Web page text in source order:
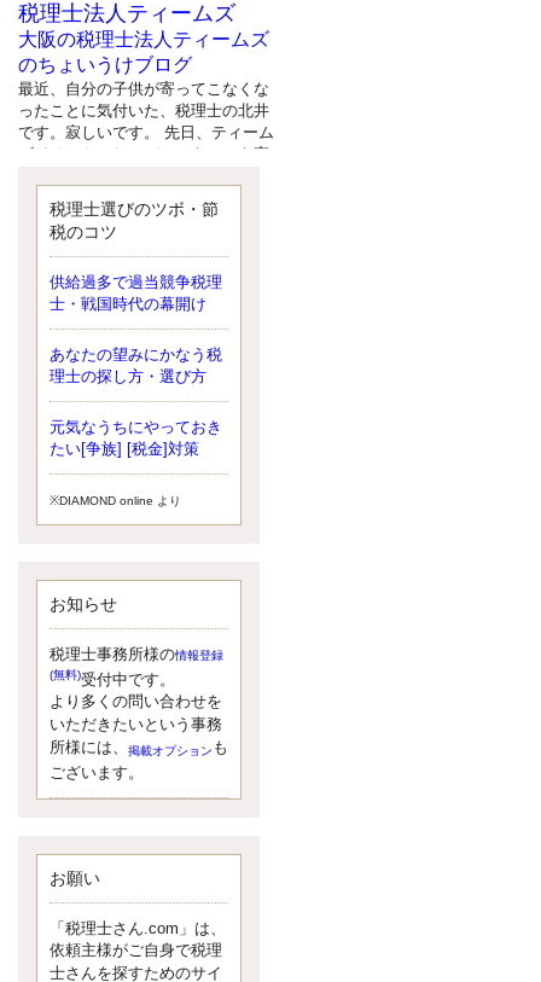
税理士法人ティームズ
大阪の税理士法人ティームズ
のちょいうけブログ
最近、自分の子供が寄ってこなくな
ったことに気付いた、税理士の北井
です。寂しいです。 先日、ティーム
ズイベントとしてバーベキューを実
と思いましたが、そこはセンスある
後のブロガーに任せようと思いま
更新:2017年5月1日(大阪市北区)
---------------------
サクセス会計事務所
サクセス税理士のお役立ちブ
ログ
平成２７年１月１日以降開始の相続
より、相続税の基礎控除額（相続税
が課税されない遺産の上限額）が縮
小されたため、お亡くなりになった
更新:2017年5月1日(大阪市中央区)
---------------------
湘南のぽっちゃり女性税理士
松村文子と湘南ＢＵ
また最近、税理士試験のご相談を受
けることおおくなりました。受験申
し込み受け付け開始になるからです
ね。勉強したが、中途半端なので、
受験が無駄に思っている人もいるよ
うです。まず、私ならダメと思う前
に、全力で勝負してみたいです！
更新:2017年5月1日(神奈川県藤沢市)
---------------------
イクメン税理士による税金ブ
ログです。
なくて七クセ 目は口ほどにモノを言
う 色んなことわざがありますが、無
意識に出ている身体のサイン。 心理
学では、ちゃんと意味があるようで
税理士選びのツボ・節
税のコツ
供給過多で過当競争税理
士・戦国時代の幕開け
あなたの望みにかなう税
理士の探し方・選び方
元気なうちにやっておき
たい[争族] [税金]対策
※DIAMOND online より
お知らせ
税理士事務所様の情報登録
(無料)受付中です。
より多くの問い合わせを
いただきたいという事務
所様には、
掲載オプション も
ございます。
お願い
「税理士さん.com」は、
依頼主様がご自身で税理
士さんを探すためのサイ